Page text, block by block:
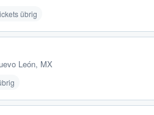
übrig
León, MX